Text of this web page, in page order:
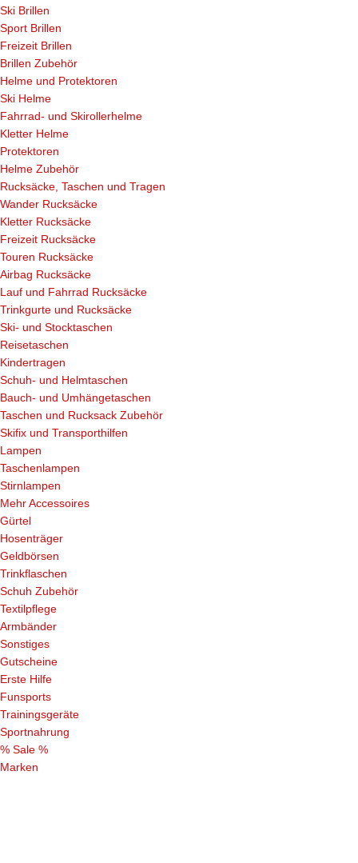
Ski Brillen
Sport Brillen
Freizeit Brillen
Brillen Zubehör
Helme und Protektoren
Ski Helme
Fahrrad- und Skirollerhelme
Kletter Helme
Protektoren
Helme Zubehör
Rucksäcke, Taschen und Tragen
Wander Rucksäcke
Kletter Rucksäcke
Freizeit Rucksäcke
Touren Rucksäcke
Airbag Rucksäcke
Lauf und Fahrrad Rucksäcke
Trinkgurte und Rucksäcke
Ski- und Stocktaschen
Reisetaschen
Kindertragen
Schuh- und Helmtaschen
Bauch- und Umhängetaschen
Taschen und Rucksack Zubehör
Skifix und Transporthilfen
Lampen
Taschenlampen
Stirnlampen
Mehr Accessoires
Gürtel
Hosenträger
Geldbörsen
Trinkflaschen
Schuh Zubehör
Textilpflege
Armbänder
Sonstiges
Gutscheine
Erste Hilfe
Funsports
Trainingsgeräte
Sportnahrung
% Sale %
Marken